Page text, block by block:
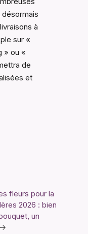
à
sur «
» ou «
de
et
fleurs pour la
2026 : bien
un
→